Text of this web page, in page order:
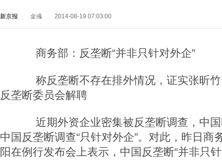
新京报 金彧 2014-08-19 07:03:00
商务部：反垄断“并非只针对外企”
称反垄断不存在排外情况，证实张昕竹
反垄断委员会解聘
近期外资企业密集被反垄断调查，中国
中国反垄断调查“只针对外企”。对此，昨日商
阳在例行发布会上表示，中国反垄断“并非只